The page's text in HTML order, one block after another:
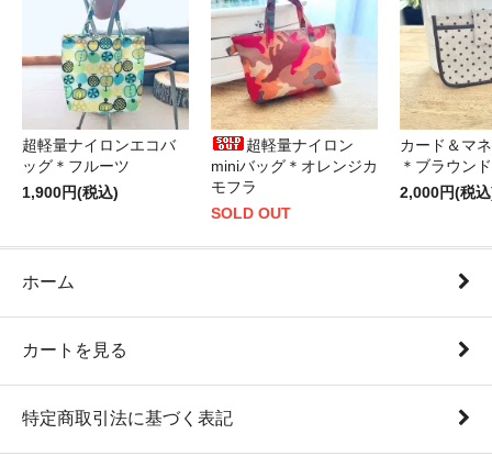
超軽量ナイロンエコバ
ッグ＊フルーツ
1,900円(税込)
超軽量ナイロン
miniバッグ＊オレンジカ
モフラ
SOLD OUT
カード＆マ
＊ブラウン
2,000円(税
ホーム
カートを見る
特定商取引法に基づく表記